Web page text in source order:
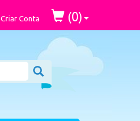
Criar Conta (0)